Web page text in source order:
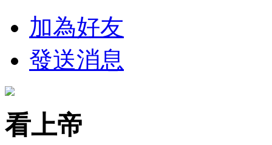
加為好友
發送消息
看上帝